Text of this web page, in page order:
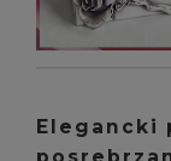
Elegancki